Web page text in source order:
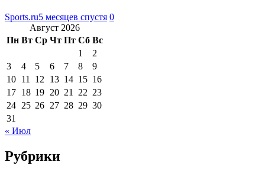
Sports.ru5 месяцев спустя 0
Август 2026
Пн Вт Ср Чт Пт Сб Вс
1
2
3
4 5 6 7 8
9
10 11 12 13 14 15 16
17 18 19 20 21 22 23
24 25 26 27 28 29 30
31
« Июл
Рубрики